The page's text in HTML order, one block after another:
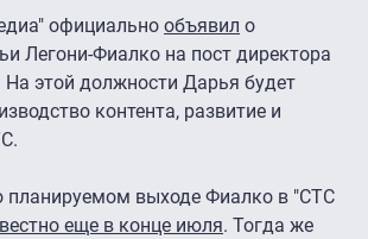
официально объявил о
Легони-Фиалко на пост директора
На этой должности Дарья будет
контента, развитие и
планируемом выходе Фиалко в "СТС
еще в конце июля. Тогда же